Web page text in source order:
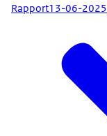
Rapport13-06-2025